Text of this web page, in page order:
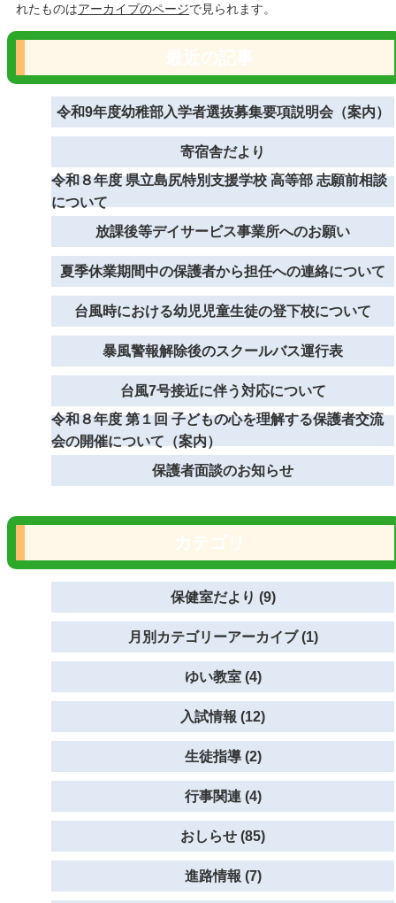
れたものはアーカイブのページで見られます。
令和9年度幼稚部入学者選抜募集要項説明会（案内）
寄宿舎だより
令和８年度 県立島尻特別支援学校 高等部 志願前相談
について
放課後等デイサービス事業所へのお願い
夏季休業期間中の保護者から担任への連絡について
台風時における幼児児童生徒の登下校について
暴風警報解除後のスクールバス運行表
台風7号接近に伴う対応について
令和８年度 第１回 子どもの心を理解する保護者交流
会の開催について（案内）
保護者面談のお知らせ
保健室だより (9)
月別カテゴリーアーカイブ (1)
ゆい教室 (4)
入試情報 (12)
生徒指導 (2)
行事関連 (4)
おしらせ (85)
進路情報 (7)